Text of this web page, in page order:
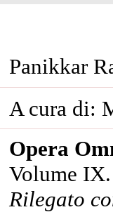
Panikkar
A cura di:
Opera
Volume
Rilegato